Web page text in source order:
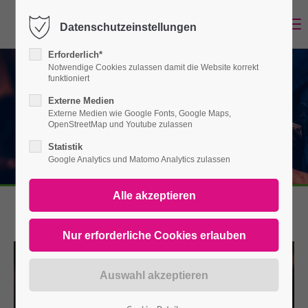
Login
Benutzername
Passwort
Register|Lost your password?
Support
Datenschutzeinstellungen
Erforderlich*
Notwendige Cookies zulassen damit die Website korrekt
funktioniert
Externe Medien
Externe Medien wie Google Fonts, Google Maps,
OpenStreetMap und Youtube zulassen
Statistik
Google Analytics und Matomo Analytics zulassen